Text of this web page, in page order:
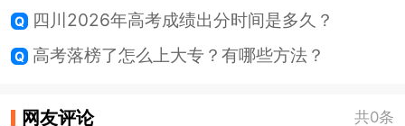
四川2026年高考成绩出分时间是多久？
高考落榜了怎么上大专？有哪些方法？
网友评论 共0条